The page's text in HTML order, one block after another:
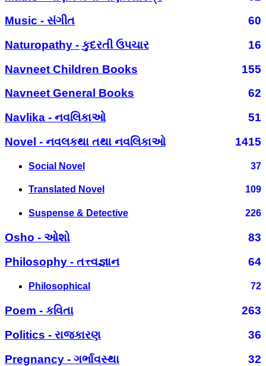
Music - સંગીત
60
Naturopathy - કુદરતી ઉપચાર
16
Navneet Children Books
155
Navneet General Books
62
Navlika - નવલિકાઓ
51
Novel - નવલકથા તથા નવલિકાઓ
1415
Social Novel 37
Translated Novel 109
Suspense & Detective 226
Osho - ઓશો
83
Philosophy - તત્ત્વજ્ઞાન
64
Philosophical 72
Poem - કવિતા
263
Politics - રાજકારણ
36
Pregnancy - ગર્ભાવસ્થા
32